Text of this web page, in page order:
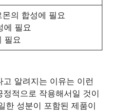
몬의 합성에 필요
에 필요
필요
알려지는 이유는 이런
적으로 작용해서일 것이
한 성분이 포함된 제품이